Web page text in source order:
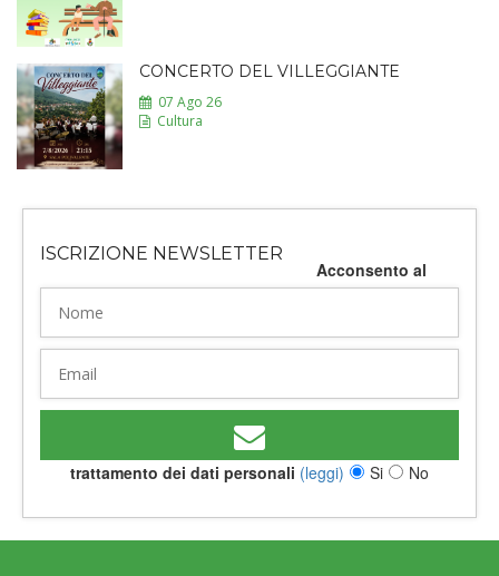
CONCERTO DEL VILLEGGIANTE
07 Ago 26
Cultura
ISCRIZIONE NEWSLETTER
Acconsento al
trattamento dei dati personali (leggi) Si No